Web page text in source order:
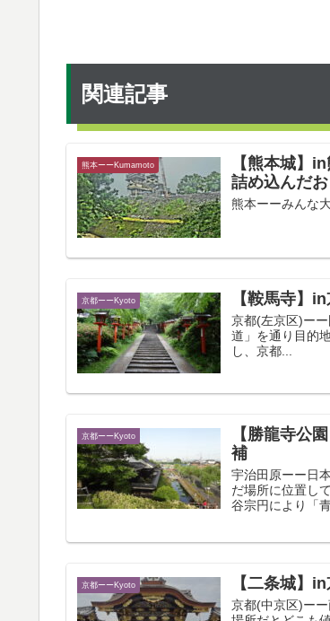
関連記事
熊本ーーKumamoto
【熊本城】
詰め込んだ
熊本ーーみんな
京都ーーKyoto 【鞍馬寺】
京都(左京区)ー
道」を通り目的
し、京都...
京都ーーKyoto
【勝龍寺公
補
宇治田原ーー日
だ場所に位置し
谷宗円により「青
京都ーーKyoto 【二条城】
京都(中京区)ー